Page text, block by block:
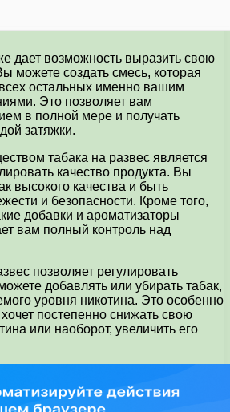
дает возможность выразить свою
можете создать смесь, которая
всех остальных именно вашим
Это позволяет вам
в полной мере и получать
затяжки.
табака на развес является
качество продукта. Вы
высокого качества и быть
и безопасности. Кроме того,
добавки и ароматизаторы
вам полный контроль над
позволяет регулировать
добавлять или убирать табак,
уровня никотина. Это особенно
постепенно снижать свою
или наоборот, увеличить его